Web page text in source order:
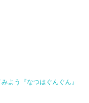
よう『なつはぐんぐん』